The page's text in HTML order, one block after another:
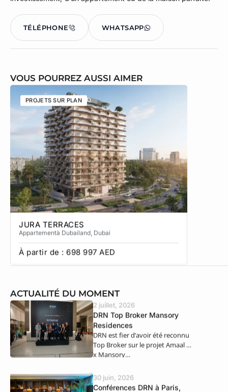
TÉLÉPHONE WHATSAPP
VOUS POURREZ AUSSI AIMER
PROJETS SUR PLAN
JURA TERRACES
Appartementà Dubailand, Dubai
À partir de : 698 997 AED
ACTUALITÉ DU MOMENT
2 juillet, 2026
DRN Top Broker Mansory
Residences
DRN est fier d’avoir été reconnu
Top Broker sur le projet Amaal 8
x Mansory…
30 juin, 2026
Conférences DRN à Paris,